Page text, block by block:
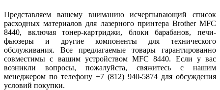
Представляем вашему вниманию исчерпывающий список
расходных материалов для лазерного принтера Brother MFC
8440, включая тонер-картриджи, блоки барабанов, печи-
фьюзеры и другие компоненты для технического
обслуживания. Все предлагаемые товары гарантированно
совместимы с вашим устройством MFC 8440. Если у вас
возникли вопросы, пожалуйста, свяжитесь с нашим
менеджером по телефону +7 (812) 940-5874 для обсуждения
условий покупки.